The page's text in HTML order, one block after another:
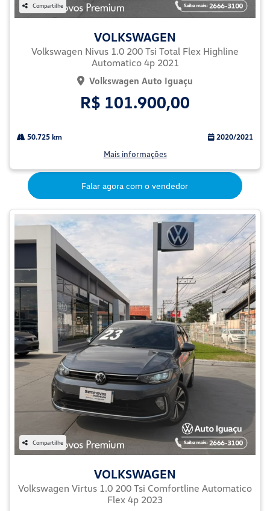
Compartilhe
VOLKSWAGEN
Volkswagen Nivus 1.0 200 Tsi Total Flex Highline
Automatico 4p 2021
Volkswagen Auto Iguaçu
R$ 101.900,00
50.725 km 2020/2021
Mais informações
Falar agora com o vendedor
Compartilhe
VOLKSWAGEN
Volkswagen Virtus 1.0 200 Tsi Comfortline Automatico
Flex 4p 2023